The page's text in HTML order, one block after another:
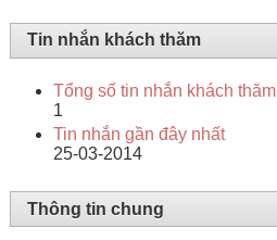
Tin nhắn khách thăm
Tổng số tin nhắn khách thăm
1
Tin nhắn gần đây nhất
25-03-2014
Thông tin chung